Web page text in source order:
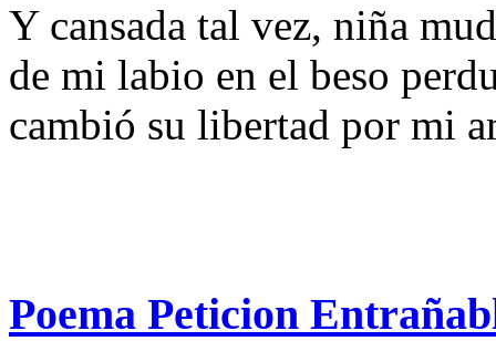
Y cansada tal vez, niña
de mi labio en el beso
cambió su libertad por mi
Poema Peticion